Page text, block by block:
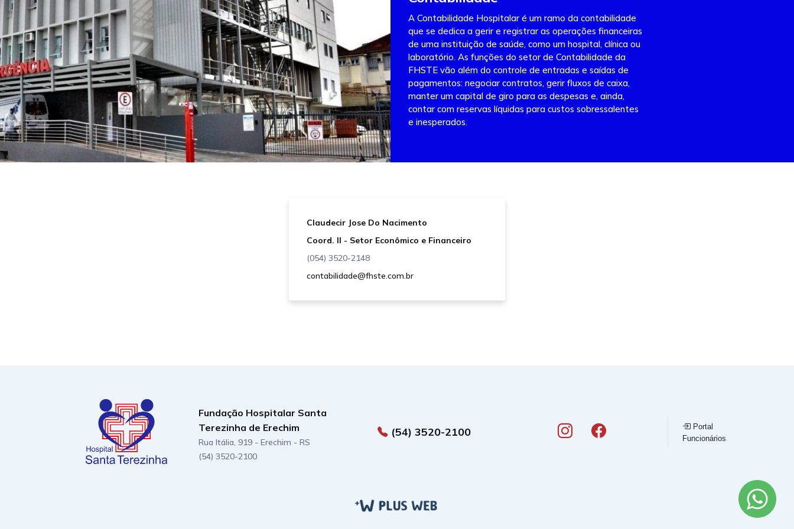
A Contabilidade Hospitalar é um ramo da contabilidade
que se dedica a gerir e registrar as operações financeiras
de uma instituição de saúde, como um hospital, clínica ou
laboratório. As funções do setor de Contabilidade da
FHSTE vão além do controle de entradas e saídas de
pagamentos: negociar contratos, gerir fluxos de caixa,
manter um capital de giro para as despesas e, ainda,
contar com reservas líquidas para custos sobressalentes
e inesperados.
Claudecir Jose Do Nacimento
Coord. II - Setor Econômico e Financeiro
(054) 3520-2148
contabilidade@fhste.com.br
Fundação Hospitalar Santa
Terezinha de Erechim
Rua Itália, 919 - Erechim - RS
(54) 3520-2100
(54) 3520-2100
Portal
Funcionários